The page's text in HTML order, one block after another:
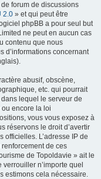
forum de discussions
2.0 » et qui peut être
phpBB a pour seul but
ne peut en aucun cas
contenu que nous
d’informations concernant
abusif, obscène,
etc. qui pourrait
lequel le serveur de
encore la loi
vous vous exposez à
réservons le droit d’avertir
officielles. L’adresse IP de
de ces
de Topoldavie » ait le
n’importe quel
estimons cela nécessaire.